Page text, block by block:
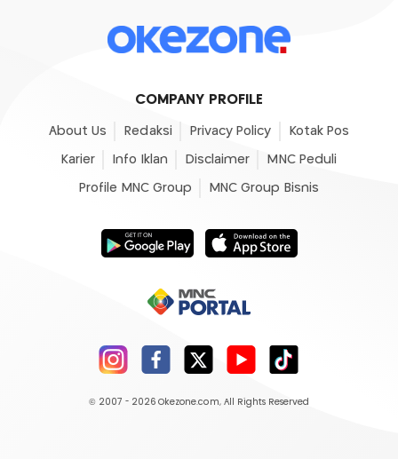
COMPANY PROFILE
About Us Redaksi Privacy Policy Kotak Pos
Karier Info Iklan Disclaimer MNC Peduli
Profile MNC Group MNC Group Bisnis
© 2007 - 2026 Okezone.com, All Rights Reserved